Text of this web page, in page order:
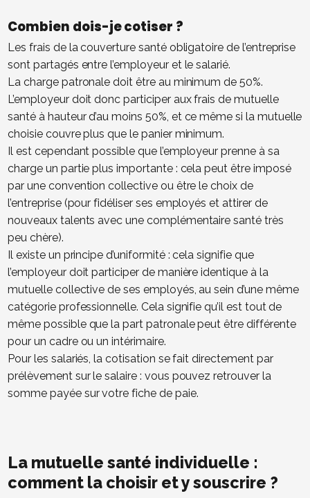
Combien dois-je cotiser ?
Les frais de la couverture santé obligatoire de l’entreprise
sont partagés entre l’employeur et le salarié.
La charge patronale doit être au minimum de 50%.
L’employeur doit donc participer aux frais de mutuelle
santé à hauteur d’au moins 50%, et ce même si la mutuelle
choisie couvre plus que le panier minimum.
Il est cependant possible que l’employeur prenne à sa
charge un partie plus importante : cela peut être imposé
par une convention collective ou être le choix de
l’entreprise (pour fidéliser ses employés et attirer de
nouveaux talents avec une complémentaire santé très
peu chère).
Il existe un principe d’uniformité : cela signifie que
l’employeur doit participer de manière identique à la
mutuelle collective de ses employés, au sein d’une même
catégorie professionnelle. Cela signifie qu’il est tout de
même possible que la part patronale peut être différente
pour un cadre ou un intérimaire.
Pour les salariés, la cotisation se fait directement par
prélèvement sur le salaire : vous pouvez retrouver la
somme payée sur votre fiche de paie.
La mutuelle santé individuelle :
comment la choisir et y souscrire ?